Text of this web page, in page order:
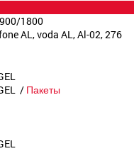
1800
AL, voda AL, Al-02, 276
/ Пакеты